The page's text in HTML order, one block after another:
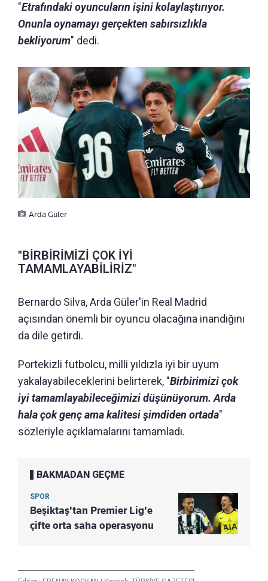
"Etrafındaki oyuncuların işini kolaylaştırıyor.
Onunla oynamayı gerçekten sabırsızlıkla
bekliyorum" dedi.
Arda Güler
"BİRBİRİMİZİ ÇOK İYİ
TAMAMLAYABİLİRİZ"
Bernardo Silva, Arda Güler'in Real Madrid
açısından önemli bir oyuncu olacağına inandığını
da dile getirdi.
Portekizli futbolcu, milli yıldızla iyi bir uyum
yakalayabileceklerini belirterek, "Birbirimizi çok
iyi tamamlayabileceğimizi düşünüyorum. Arda
hala çok genç ama kalitesi şimdiden ortada"
sözleriyle açıklamalarını tamamladı.
BAKMADAN GEÇME
SPOR
Beşiktaş'tan Premier Lig'e
çifte orta saha operasyonu